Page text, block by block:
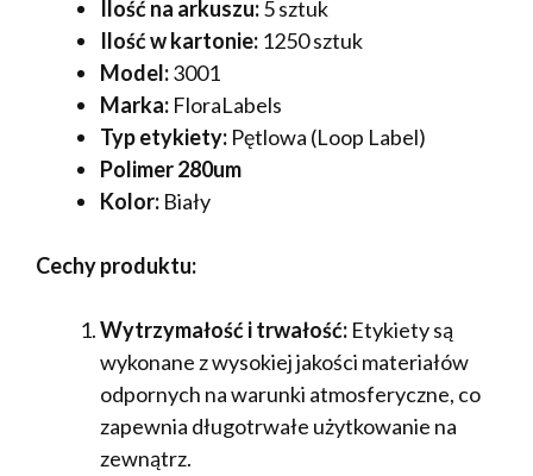
Ilość na arkuszu:5 sztuk
Ilość w kartonie: 1250 sztuk
Model:3001
Marka: FloraLabels
Typ etykiety: Pętlowa (Loop Label)
Polimer 280um
Kolor: Biały
Cechy produktu:
Wytrzymałość i trwałość: Etykiety są
wykonane z wysokiej jakości materiałów
odpornych na warunki atmosferyczne, co
zapewnia długotrwałe użytkowanie na
zewnątrz.